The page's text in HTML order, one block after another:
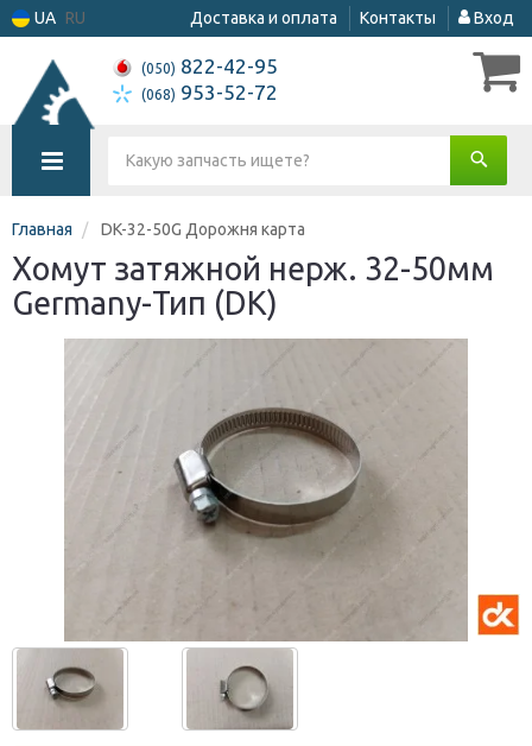
UA RU Доставка и оплата Контакты Вход
(050) 822-42-95
(068) 953-52-72
Главная DK-32-50G Дорожня карта
Хомут затяжной нерж. 32-50мм
Germany-Тип (DK)